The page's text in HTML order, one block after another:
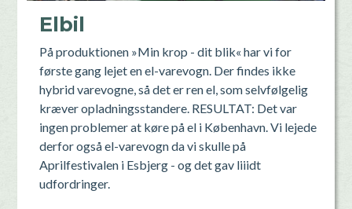
Elbil
På produktionen »Min krop - dit blik« har vi for
første gang lejet en el-varevogn. Der findes ikke
hybrid varevogne, så det er ren el, som selvfølgelig
kræver opladningsstandere. RESULTAT: Det var
ingen problemer at køre på el i København. Vi lejede
derfor også el-varevogn da vi skulle på
Aprilfestivalen i Esbjerg - og det gav liiidt
udfordringer.